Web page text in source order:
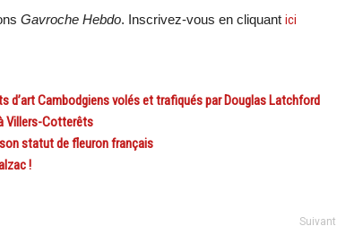
Gavroche Hebdo. Inscrivez-vous en cliquant ici
d’art Cambodgiens volés et trafiqués par Douglas Latchford
Villers-Cotterêts
statut de fleuron français
!
Suivant